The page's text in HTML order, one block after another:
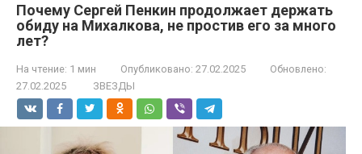
Почему Сергей Пенкин продолжает держать
обиду на Михалкова, не простив его за много
лет?
На чтение: 1 мин Опубликовано: 27.02.2025
Обновлено:
27.02.2025
ЗВЕЗДЫ